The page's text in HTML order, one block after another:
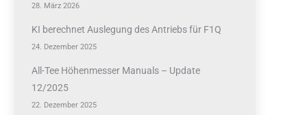
28. März 2026
KI berechnet Auslegung des Antriebs für F1Q
24. Dezember 2025
All-Tee Höhenmesser Manuals – Update
12/2025
22. Dezember 2025